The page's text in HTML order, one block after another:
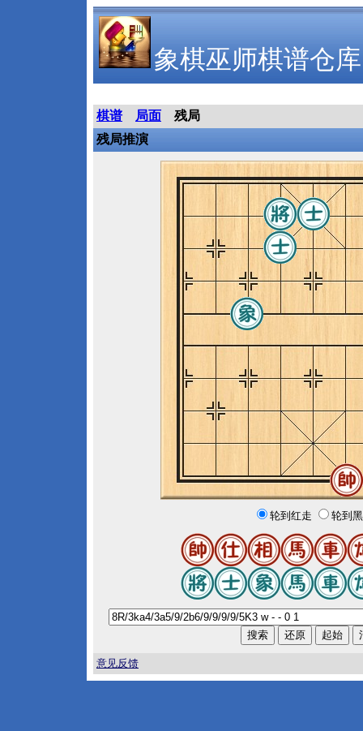
象棋巫师棋谱仓库
棋谱 局面
残局
残局推演
轮到红走 轮到
意见反馈